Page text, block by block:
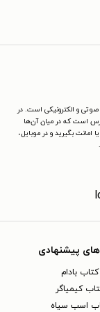
صوتی و الکترونیکی است. در
است که در میان آن‌ها
امانت بگیرید و در موبایل،
پیشنهادی
کتاب بادام
کیمیاگر
اسب سیاه